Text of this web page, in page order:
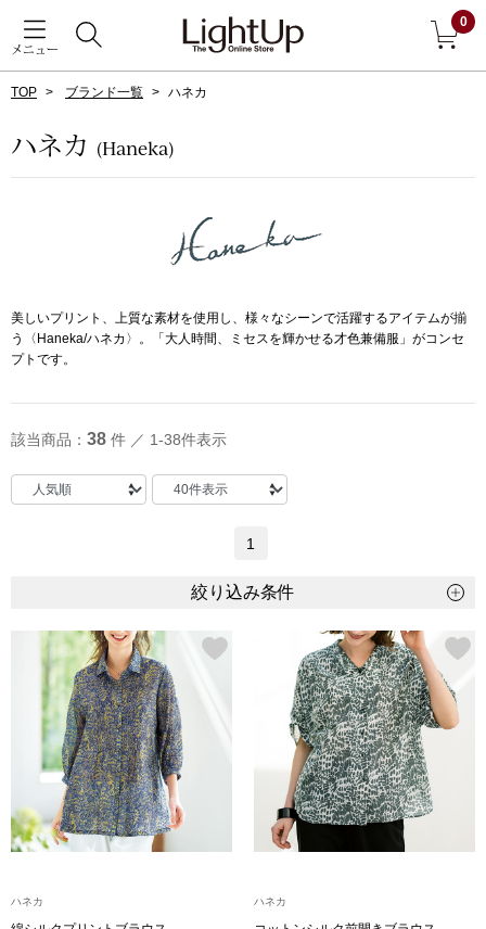
メニュー
0
すべて見る
ダーウェア
アクセサリー
ン雑貨
アウター
ブルゾン
その他
シャツ
トレーナー／
セーター／カ
ベスト
TOP ブランド一覧 ハネカ
ハネカ (Haneka)
美しいプリント、上質な素材を使用し、様々なシーンで活躍するアイテムが揃
う〈Haneka/ハネカ〉。「大人時間、ミセスを輝かせる才色兼備服」がコンセ
プトです。
該当商品： 38 件 ／ 1-38件表示
1
絞り込み条件
ハネカ ハネカ